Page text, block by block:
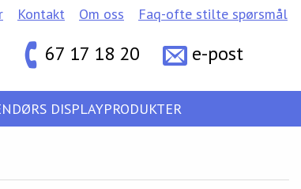
67 17 18 20 e-post
Kontakt Om oss Faq-ofte stilte spørsmål
DISPLAYPRODUKTER